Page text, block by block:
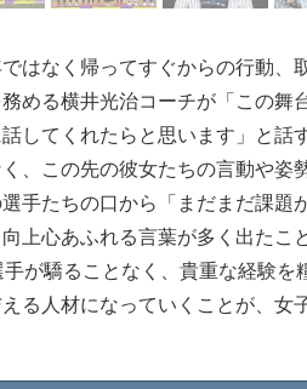
はなく帰ってすぐからの行動、
める横井光治コーチが「この舞
してくれたらと思います」と話
、この先の彼女たちの言動や姿
手たちの口から「まだまだ課題
上心あふれる言葉が多く出たこ
が驕ることなく、貴重な経験を
る人材になっていくことが、女